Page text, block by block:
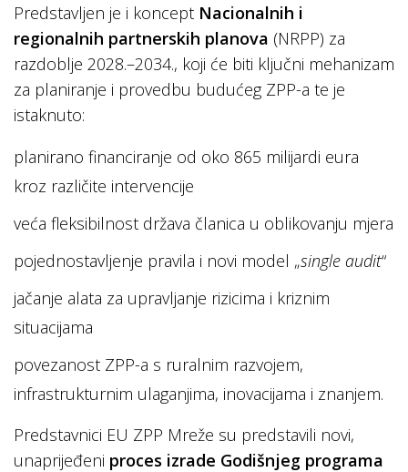
Predstavljen je i koncept Nacionalnih i
regionalnih partnerskih planova (NRPP) za
razdoblje 2028.–2034., koji će biti ključni mehanizam
za planiranje i provedbu budućeg ZPP-a te je
istaknuto:
planirano financiranje od oko 865 milijardi eura
kroz različite intervencije
veća fleksibilnost država članica u oblikovanju mjera
pojednostavljenje pravila i novi model „single audit“
jačanje alata za upravljanje rizicima i kriznim
situacijama
povezanost ZPP-a s ruralnim razvojem,
infrastrukturnim ulaganjima, inovacijama i znanjem.
Predstavnici EU ZPP Mreže su predstavili novi,
unaprijeđeni proces izrade Godišnjeg programa